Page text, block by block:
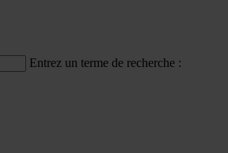
Entrez un terme de recherche :